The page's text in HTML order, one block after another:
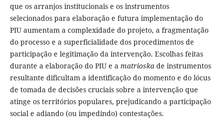
que os arranjos institucionais e os instrumentos
selecionados para elaboração e futura implementação do
PIU aumentam a complexidade do projeto, a fragmentação
do processo e a superficialidade dos procedimentos de
participação e legitimação da intervenção. Escolhas feitas
durante a elaboração do PIU e a matrioskade instrumentos
resultante dificultam a identificação do momento e do lócus
de tomada de decisões cruciais sobre a intervenção que
atinge os territórios populares, prejudicando a participação
social e adiando (ou impedindo) contestações.